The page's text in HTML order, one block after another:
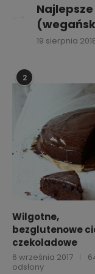
19 sierpnia
2
Wilgotne,
bezglutenowe
czekoladowe
6 września 2017
odsłony